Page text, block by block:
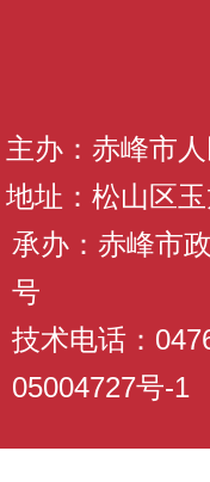
主办：赤峰市
地址：松山区
承办：赤峰市
号
技术电话：
05004727号-1